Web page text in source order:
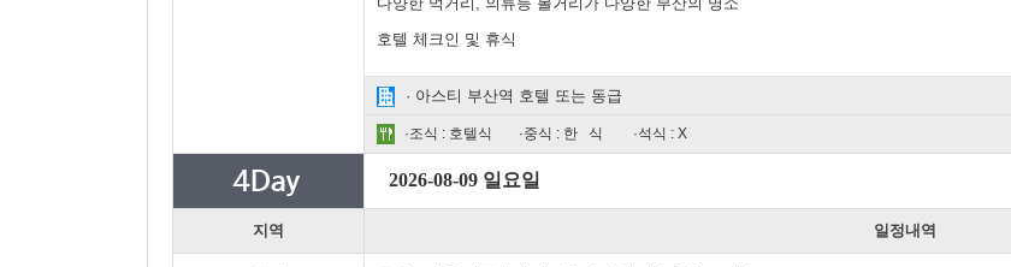
호텔 체크인 및 휴식
· 아스티 부산역 호텔 또는 동급
·조식 : 호텔식 ·중식 : 한 식 ·석식 : X
2026-08-09 일요일
지역 일정내역